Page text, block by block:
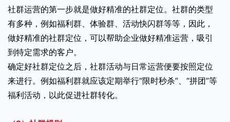
社群运营的第一步就是做好精准的社群定位。社群的类型
有多种，例如福利群、体验群、活动快闪群等等，因此，
做好精准的社群定位，可以帮助企业做好精准运营，吸引
到特定需求的客户。
确定好社群定位之后，社群活动与日常运营便要按照定位
来进行。例如福利群就应该定期举行“限时秒杀”、“拼团”等
福利活动，以此促进社群转化。